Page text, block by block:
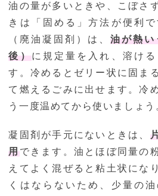
油の量が多いときや、こぼさ
きは「固める」方法が便利
（廃油凝固剤）は、 油が熱
後）に規定量を入れ、溶け
す。冷めるとゼリー状に固ま
て燃えるごみに出せます。冷
う一度温めてから使いましょう
凝固剤が手元にないときは、
用できます。油とほぼ同量の
えてよく混ぜると粘土状にな
くはならないため、少量の